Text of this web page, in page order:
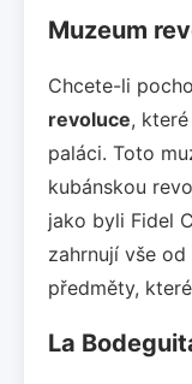
Muzeum
Chcete-li
revoluce,
paláci. Toto
kubánskou
jako byli Fidel
zahrnují vše
předměty,
La